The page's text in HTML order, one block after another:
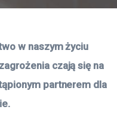
w naszym życiu
czają się na
partnerem dla